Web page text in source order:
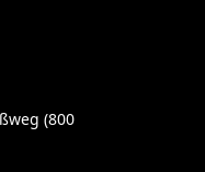
(800